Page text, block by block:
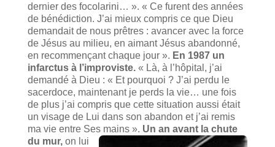
dernier des focolarini… ». « Ce furent des années
de bénédiction. J’ai mieux compris ce que Dieu
demandait de nous prêtres : avancer avec la force
de Jésus au milieu, en aimant Jésus abandonné,
en recommençant chaque jour ». En 1987 un
infarctus à l’improviste. « Là, à l’hôpital, j’ai
demandé à Dieu : « Et pourquoi ? J’ai perdu le
sacerdoce, maintenant je perds la vie… une fois
de plus j’ai compris que cette situation aussi était
un visage de Lui dans son abandon et j’ai remis
ma vie entre Ses mains ». Un an avant la chute
du mur,on lui